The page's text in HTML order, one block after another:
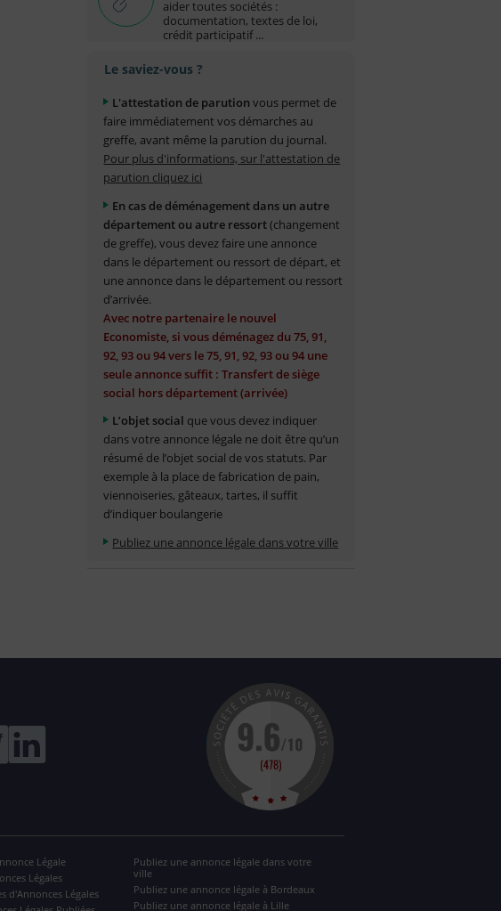
aider toutes sociétés :
documentation, textes de loi,
crédit participatif ...
Le saviez-vous ?
L'attestation de parution vous permet de
faire immédiatement vos démarches au
greffe, avant même la parution du journal.
Pour plus d'informations, sur l'attestation de
parution cliquez ici
En cas de déménagement dans un autre
département ou autre ressort(changement
de greffe), vous devez faire une annonce
dans le département ou ressort de départ, et
une annonce dans le département ou ressort
d’arrivée.
Avec notre partenaire le nouvel
Economiste, si vous déménagez du 75, 91,
92, 93 ou 94 vers le 75, 91, 92, 93 ou 94 une
seule annonce suffit : Transfert de siège
social hors département (arrivée)
L’objet social que vous devez indiquer
dans votre annonce légale ne doit être qu’un
résumé de l’objet social de vos statuts. Par
exemple à la place de fabrication de pain,
viennoiseries, gâteaux, tartes, il suffit
d’indiquer boulangerie
Publiez une annonce légale dans votre ville
Légale
Légales
d'Annonces Légales
Publiez une annonce légale dans votre
ville
Publiez une annonce légale à Bordeaux
Publiez une annonce légale à Lille